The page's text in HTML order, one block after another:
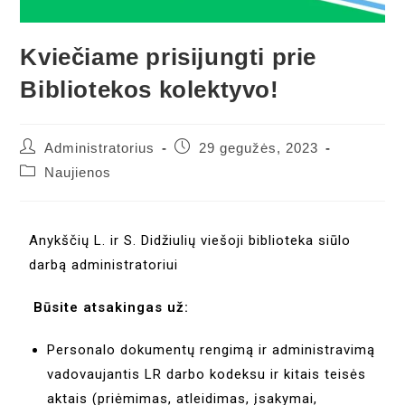
Kviečiame prisijungti prie
Bibliotekos kolektyvo!
Administratorius
29 gegužės, 2023
Naujienos
Anykščių L. ir S. Didžiulių viešoji biblioteka siūlo
darbą administratoriui
Būsite atsakingas už:
Personalo dokumentų rengimą ir administravimą
vadovaujantis LR darbo kodeksu ir kitais teisės
aktais (priėmimas, atleidimas, įsakymai,